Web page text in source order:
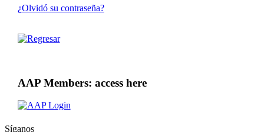
¿Olvidó su contraseña?
AAP Members: access here
Síganos